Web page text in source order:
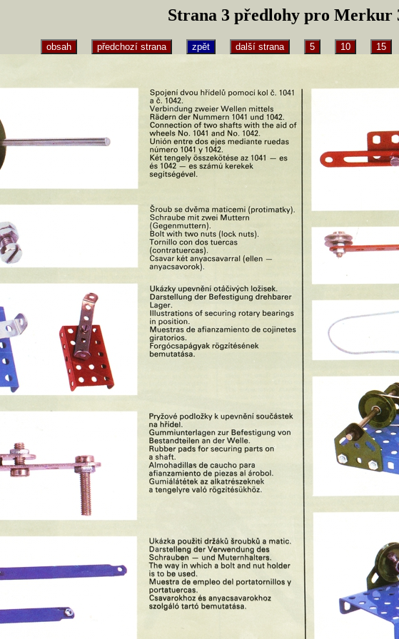
Strana 3 předlohy pro Merkur
obsah předchozí strana zpět další strana 5 10 15